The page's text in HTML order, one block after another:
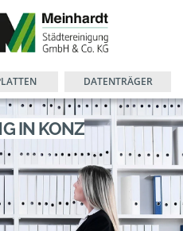
DATENTRÄGER
IN KONZ